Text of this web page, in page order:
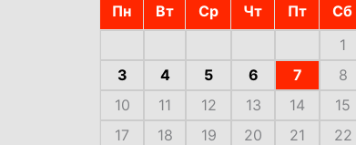
Пн Вт Ср Чт Пт Сб
1
3
4 5 6 7 8
10
11 12 13 14 15
17
18 19 20 21 22